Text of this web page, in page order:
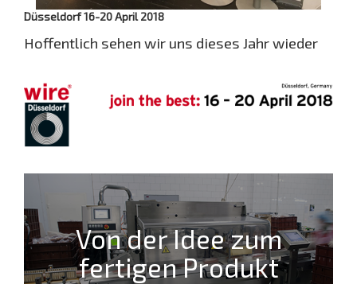
Düsseldorf 16-20 April 2018
Hoffentlich sehen wir uns dieses Jahr wieder
Von der Idee zum
fertigen Produkt